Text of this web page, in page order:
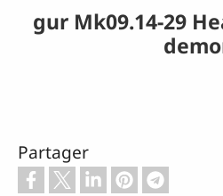
gur Mk09.14-29
Partager